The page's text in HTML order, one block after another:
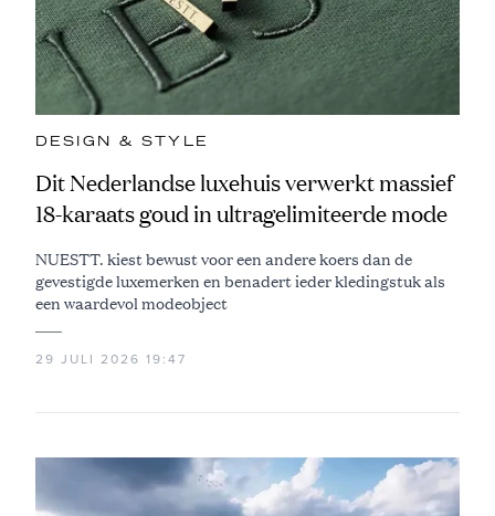
DESIGN & STYLE
Dit Nederlandse luxehuis verwerkt massief
18-karaats goud in ultragelimiteerde mode
NUESTT. kiest bewust voor een andere koers dan de
gevestigde luxemerken en benadert ieder kledingstuk als
een waardevol modeobject
29 JULI 2026 19:47